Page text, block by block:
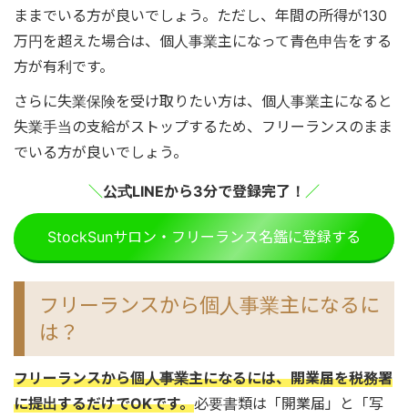
ままでいる方が良いでしょう。ただし、年間の所得が130
万円を超えた場合は、個人事業主になって青色申告をする
方が有利です。
さらに失業保険を受け取りたい方は、個人事業主になると
失業手当の支給がストップするため、フリーランスのまま
でいる方が良いでしょう。
＼公式LINEから3分で登録完了！ ／
StockSunサロン・フリーランス名鑑に登録する
フリーランスから個人事業主になるに
は？
フリーランスから個人事業主になるには、開業届を税務署
に提出するだけでOKです。必要書類は「開業届」と「写